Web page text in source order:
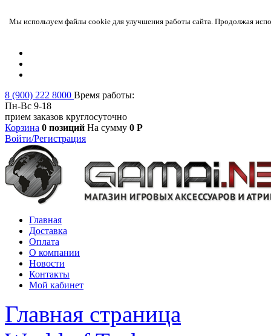
Мы используем файлы cookie для улучшения работы сайта. Продолжая
8 (900) 222 8000 Время работы:
Пн-Вс 9-18
прием заказов круглосуточно
Корзина 0 позиций На сумму 0 Р
Войти/Регистрация
Главная
Доставка
Оплата
О компании
Новости
Контакты
Мой кабинет
Главная страница